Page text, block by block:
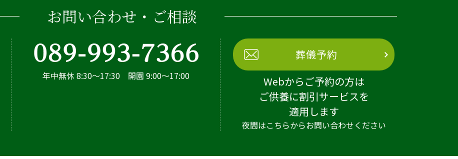
お問い合わせ・ご相談
年中無休 8:30～17:30 開園 9:00～17:00
葬儀予約
Webからご予約の方は
ご供養に割引サービスを
適用します
夜間はこちらからお問い合わせください